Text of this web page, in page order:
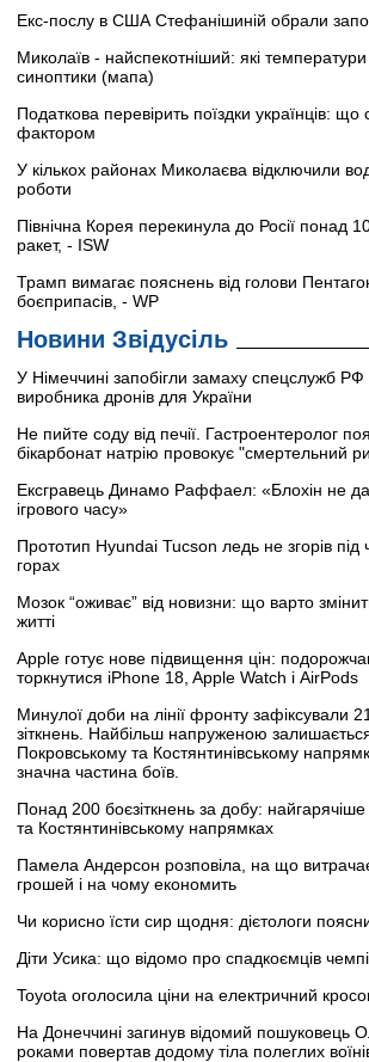
Екс-послу в США Стефанішиній обрали
Миколаїв - найспекотніший: які
синоптики (мапа)
Податкова перевірить поїздки українців:
фактором
У кількох районах Миколаєва відключили
роботи
Північна Корея перекинула до Росії понад
ракет, - ISW
Трамп вимагає пояснень від голови
боєприпасів, - WP
Новини Звідусіль
У Німеччині запобігли замаху спецслужб РФ
виробника дронів для України
Не пийте соду від печії. Гастроентеролог
бікарбонат натрію провокує "смертельний
Ексгравець Динамо Раффаел: «Блохін не
ігрового часу»
Прототип Hyundai Tucson ледь не згорів під
горах
Мозок “оживає” від новизни: що варто
житті
Apple готує нове підвищення цін:
торкнутися iPhone 18, Apple Watch і AirPods
Минулої доби на лінії фронту зафіксували
зіткнень. Найбільш напруженою
Покровському та Костянтинівському
значна частина боїв.
Понад 200 боєзіткнень за добу:
та Костянтинівському напрямках
Памела Андерсон розповіла, на що
грошей і на чому економить
Чи корисно їсти сир щодня: дієтологи
Діти Усика: що відомо про спадкоємців
Toyota оголосила ціни на електричний
На Донеччині загинув відомий пошуковець
роками повертав додому тіла полеглих